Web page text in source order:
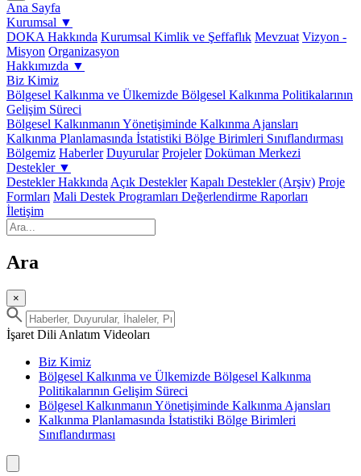
Ana Sayfa
Kurumsal ▼
DOKA Hakkında Kurumsal Kimlik ve Şeffaflık Mevzuat Vizyon -
Misyon Organizasyon
Hakkımızda ▼
Biz Kimiz
Bölgesel Kalkınma ve Ülkemizde Bölgesel Kalkınma Politikalarının
Gelişim Süreci
Bölgesel Kalkınmanın Yönetişiminde Kalkınma Ajansları
Kalkınma Planlamasında İstatistiki Bölge Birimleri Sınıflandırması
Bölgemiz Haberler Duyurular Projeler Doküman Merkezi
Destekler ▼
Destekler Hakkında Açık Destekler Kapalı Destekler (Arşiv) Proje
Formları Mali Destek Programları Değerlendirme Raporları
İletişim
Ara
×
İşaret Dili Anlatım Videoları
Biz Kimiz
Bölgesel Kalkınma ve Ülkemizde Bölgesel Kalkınma
Politikalarının Gelişim Süreci
Bölgesel Kalkınmanın Yönetişiminde Kalkınma Ajansları
Kalkınma Planlamasında İstatistiki Bölge Birimleri
Sınıflandırması